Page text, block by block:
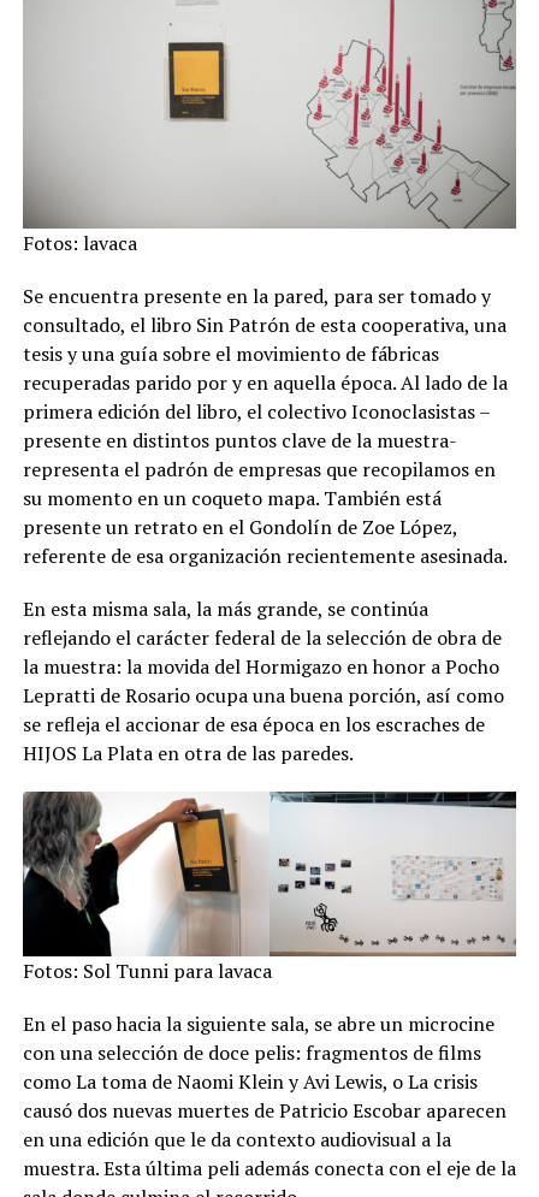
Fotos: lavaca
Se encuentra presente en la pared, para ser tomado y
consultado, el libro Sin Patrón de esta cooperativa, una
tesis y una guía sobre el movimiento de fábricas
recuperadas parido por y en aquella época. Al lado de la
primera edición del libro, el colectivo Iconoclasistas –
presente en distintos puntos clave de la muestra-
representa el padrón de empresas que recopilamos en
su momento en un coqueto mapa. También está
presente un retrato en el Gondolín de Zoe López,
referente de esa organización recientemente asesinada.
En esta misma sala, la más grande, se continúa
reflejando el carácter federal de la selección de obra de
la muestra: la movida del Hormigazo en honor a Pocho
Lepratti de Rosario ocupa una buena porción, así como
se refleja el accionar de esa época en los escraches de
HIJOS La Plata en otra de las paredes.
Fotos: Sol Tunni para lavaca
En el paso hacia la siguiente sala, se abre un microcine
con una selección de doce pelis: fragmentos de films
como La toma de Naomi Klein y Avi Lewis, o La crisis
causó dos nuevas muertes de Patricio Escobar aparecen
en una edición que le da contexto audiovisual a la
muestra. Esta última peli además conecta con el eje de la